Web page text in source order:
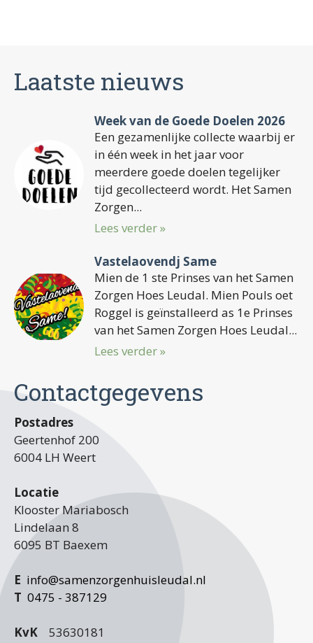
Laatste nieuws
Week van de Goede Doelen 2026
Een gezamenlijke collecte waarbij er
in één week in het jaar voor
meerdere goede doelen tegelijker
tijd gecollecteerd wordt. Het Samen
Zorgen...
Lees verder »
Vastelaovendj Same
Mien de 1 ste Prinses van het Samen
Zorgen Hoes Leudal. Mien Pouls oet
Roggel is geïnstalleerd as 1e Prinses
van het Samen Zorgen Hoes Leudal...
Lees verder »
Contactgegevens
Postadres
Geertenhof 200
6004 LH Weert
Locatie
Klooster Mariabosch
Lindelaan 8
6095 BT Baexem
E info@samenzorgenhuisleudal.nl
T 0475 - 387129
KvK 53630181